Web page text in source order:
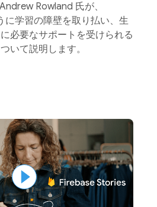
Rowland 氏が、
に学習の障壁を取り払い、生
必要なサポートを受けられる
いて説明します。